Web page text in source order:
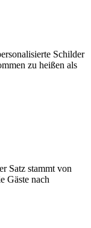
Schilder
zu heißen als
Satz stammt von
Gäste nach